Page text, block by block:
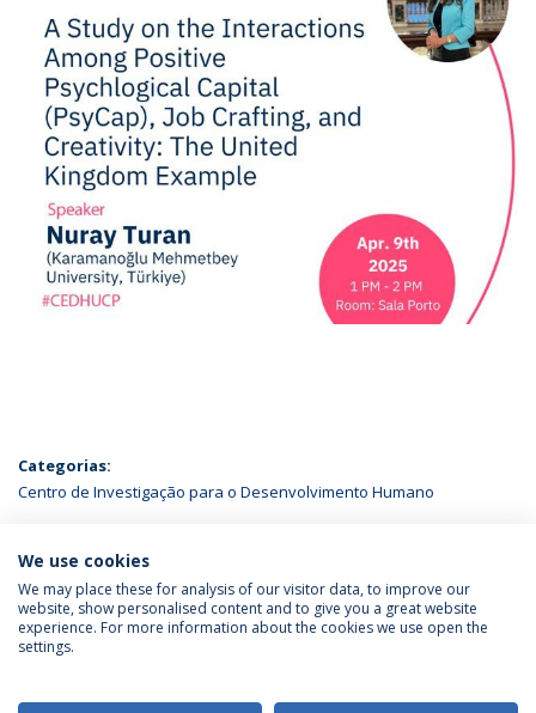
Categorias:
Centro de Investigação para o Desenvolvimento Humano
ÚLTIMAS NOTÍCIAS
Política de Privacidade
Termos & Condições
We use cookies
We may place these for analysis of our visitor data, to improve our
website, show personalised content and to give you a great website
experience. For more information about the cookies we use open the
settings.